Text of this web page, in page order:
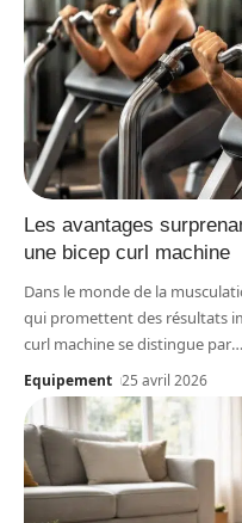
Les avantages
une bicep curl machine
Dans le monde de la
qui promettent des résultats
curl machine se distingue par…
Equipement 25 avril 2026